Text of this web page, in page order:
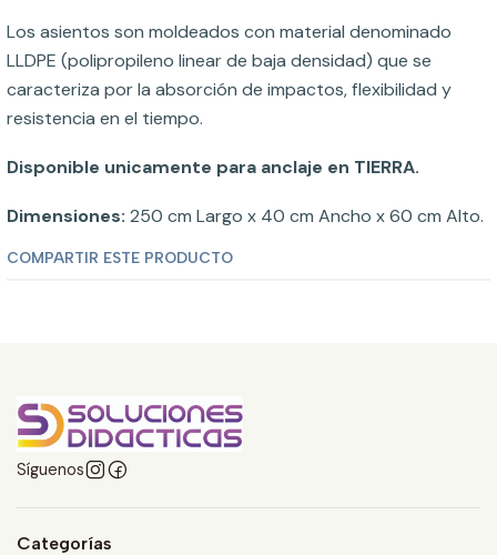
Los asientos son moldeados con material denominado
LLDPE (polipropileno linear de baja densidad) que se
caracteriza por la absorción de impactos, flexibilidad y
resistencia en el tiempo.
Disponible unicamente para anclaje en TIERRA.
Dimensiones: 250 cm Largo x 40 cm Ancho x 60 cm Alto.
COMPARTIR ESTE PRODUCTO
Síguenos
Categorías